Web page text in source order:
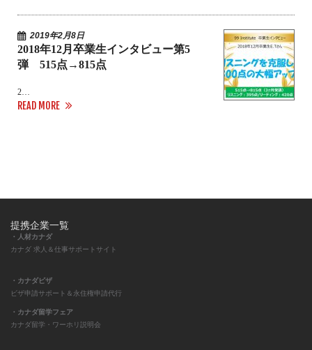
2019年2月8日
2018年12月卒業生インタビュー第5
弾 515点→815点
2…
READ MORE
提携企業一覧
・人材カナダ
カナダ 求人＆仕事サポートサイト
・カナダビザ
ビザ申請サポート＆永住権申請代行
・カナダ留学フェア
カナダ留学・ワーホリ説明会